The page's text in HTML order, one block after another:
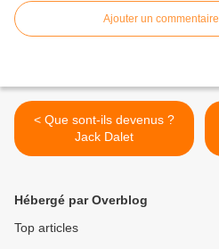
Ajouter un commentaire
< Que sont-ils devenus ?
Jack Dalet
Hébergé par Overblog
Top articles